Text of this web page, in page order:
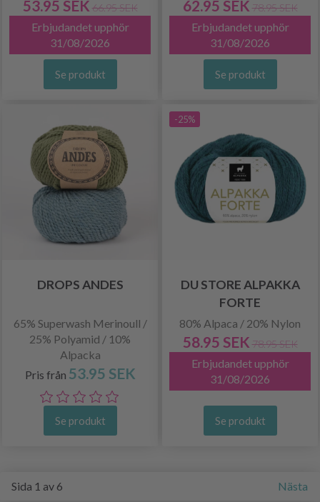
53.95 SEK 66.95 SEK
Erbjudandet upphör
31/08/2026
Se produkt
62.95 SEK 78.95 SEK
Erbjudandet upphör
31/08/2026
Se produkt
DROPS ANDES
65% Superwash Merinoull /
25% Polyamid / 10%
Alpacka
Pris från 53.95 SEK
Se produkt
-25%
DU STORE ALPAKKA
FORTE
80% Alpaca / 20% Nylon
58.95 SEK 78.95 SEK
Erbjudandet upphör
31/08/2026
Se produkt
Sida 1 av 6 Nästa